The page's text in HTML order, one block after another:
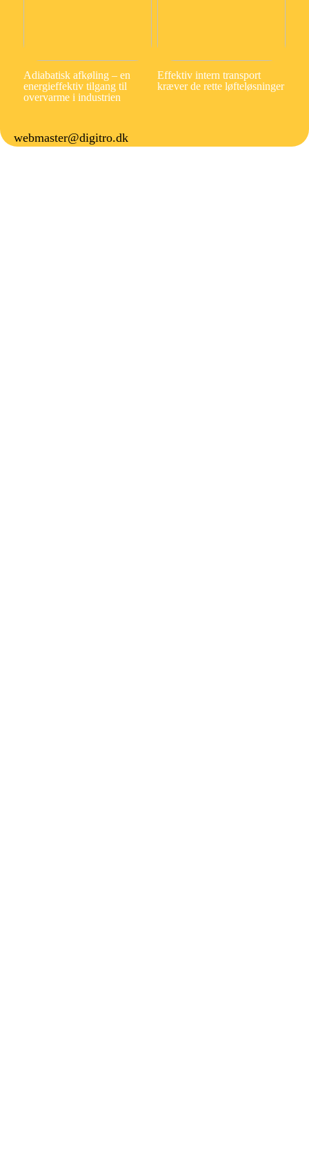
Adiabatisk afkøling – en
energieffektiv tilgang til
overvarme i industrien
Effektiv intern transport
kræver de rette løfteløsninger
webmaster@digitro.dk